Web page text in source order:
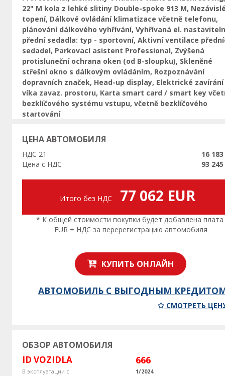
22" M kola z lehké slitiny Double-spoke 913 M,
topení, Dálkové ovládání klimatizace včetně telefonu,
plánování dálkového vyhřívání, Vyhřívaná el.
přední sedadla: typ - sportovní, Aktivní ventilace
sedadel, Parkovací asistent Professional, Zvýšená
protisluneční ochrana oken (od B-sloupku), Skleněné
střešní okno s dálkovým ovládáním, Rozpoznávání
dopravních značek, Head-up display, Elektrické zavírání
víka zavaz. prostoru, Karta smart card / smart key
bezklíčového systému vstupu, včetně bezklíčového
startování
ЦЕНА АВТОМОБИЛЯ
НДС 21
16 183
Цена с НДС
93 245
Итого без НДС 77 062 EUR
* К общей стоимости покупки будет добавлена плата
EUR + НДС за перерегистрацию автомобиля
КУПИТЬ ОНЛАЙН
АВТОМОБИЛЬ С ВЫГОДНЫМ
СМОТРЕТЬ
ОБЗОР АВТОМОБИЛЯ
ID VOZIDLA 666
В эксплуатации с
1/2024